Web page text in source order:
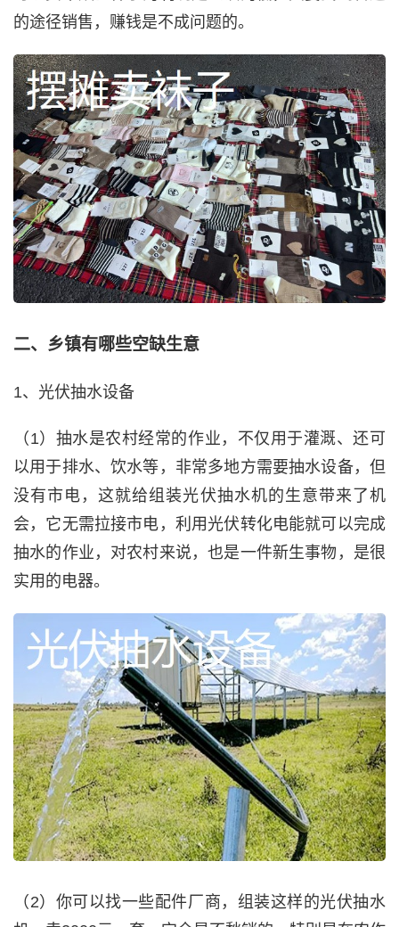
的途径销售，赚钱是不成问题的。
二、乡镇有哪些空缺生意
1、光伏抽水设备
（1）抽水是农村经常的作业，不仅用于灌溉、还可
以用于排水、饮水等，非常多地方需要抽水设备，但
没有市电，这就给组装光伏抽水机的生意带来了机
会，它无需拉接市电，利用光伏转化电能就可以完成
抽水的作业，对农村来说，也是一件新生事物，是很
实用的电器。
（2）你可以找一些配件厂商，组装这样的光伏抽水